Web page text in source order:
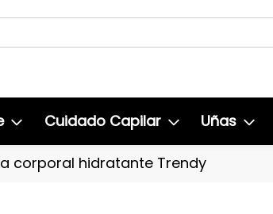
Cuidado Capilar Uñas
corporal hidratante Trendy